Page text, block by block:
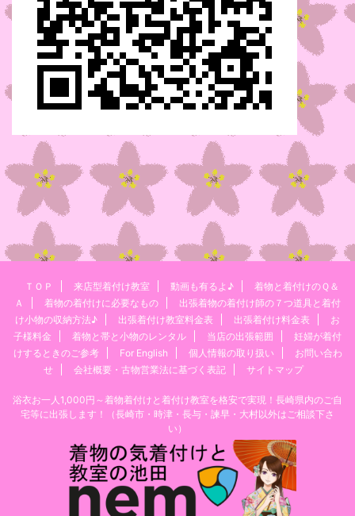
ＴＯＰ 来店型着付け教室 動画も有るよ♪
着物と着付けのＱ＆
Ａ
着物の着付けに必要なもの
出張着物の着付け師の７つ道具と着付
け小物の収納方法♪
出張着付け教室料金表 出張着付け料金表
お
子様料金
着物と帯と小物のレンタル 当店の出張範囲
妊婦が着付
けするときのご参考
For English 個人情報の取り扱い
お問い合わ
せ
会社概要・古物営業法に基づく表記 サイトマップ
浴衣お一人1,000円～着物着付けと着付け教室を格安で実現！長崎県内のご自
宅等に出張します！（長崎市・時津・長与・諫早・大村以外はご相談下さ
い）